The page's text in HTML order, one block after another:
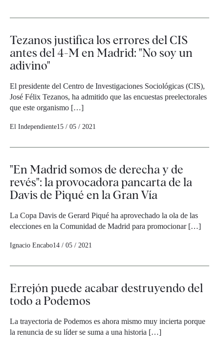
Tezanos justifica los errores del CIS
antes del 4-M en Madrid: "No soy un
adivino"
El presidente del Centro de Investigaciones Sociológicas (CIS),
José Félix Tezanos, ha admitido que las encuestas preelectorales
que este organismo […]
El Independiente15 / 05 / 2021
"En Madrid somos de derecha y de
revés": la provocadora pancarta de la
Davis de Piqué en la Gran Vía
La Copa Davis de Gerard Piqué ha aprovechado la ola de las
elecciones en la Comunidad de Madrid para promocionar […]
Ignacio Encabo14 / 05 / 2021
Errejón puede acabar destruyendo del
todo a Podemos
La trayectoria de Podemos es ahora mismo muy incierta porque
la renuncia de su líder se suma a una historia […]